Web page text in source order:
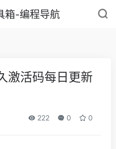
激活码每日更新
222 0 0